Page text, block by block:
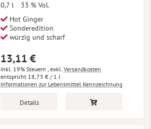
0,7 l
33 % Vol.
Hot Ginger
Sonderedition
würzig und scharf
13,11 €
Inkl. 19% Steuern , exkl. Versandkosten
18,73 € / 1 l
Informationen zur Lebensmittel Kennzeichnung
Details